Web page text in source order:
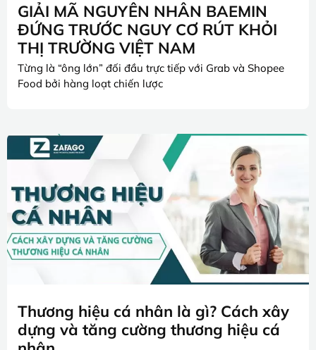
GIẢI MÃ NGUYÊN NHÂN BAEMIN
ĐỨNG TRƯỚC NGUY CƠ RÚT KHỎI
THỊ TRƯỜNG VIỆT NAM
Từng là “ông lớn” đối đầu trực tiếp với Grab và Shopee
Food bởi hàng loạt chiến lược
Thương hiệu cá nhân là gì? Cách xây
dựng và tăng cường thương hiệu cá